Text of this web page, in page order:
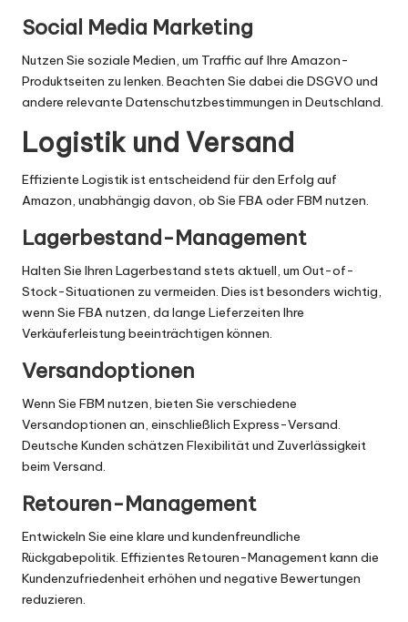
Social Media Marketing
Nutzen Sie soziale Medien, um Traffic auf Ihre Amazon-
Produktseiten zu lenken. Beachten Sie dabei die DSGVO und
andere relevante Datenschutzbestimmungen in Deutschland.
Logistik und Versand
Effiziente Logistik ist entscheidend für den Erfolg auf
Amazon, unabhängig davon, ob Sie FBA oder FBM nutzen.
Lagerbestand-Management
Halten Sie Ihren Lagerbestand stets aktuell, um Out-of-
Stock-Situationen zu vermeiden. Dies ist besonders wichtig,
wenn Sie FBA nutzen, da lange Lieferzeiten Ihre
Verkäuferleistung beeinträchtigen können.
Versandoptionen
Wenn Sie FBM nutzen, bieten Sie verschiedene
Versandoptionen an, einschließlich Express-Versand.
Deutsche Kunden schätzen Flexibilität und Zuverlässigkeit
beim Versand.
Retouren-Management
Entwickeln Sie eine klare und kundenfreundliche
Rückgabepolitik. Effizientes Retouren-Management kann die
Kundenzufriedenheit erhöhen und negative Bewertungen
reduzieren.